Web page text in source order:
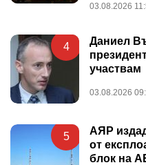
03.08.2026
4
Даниел
участвам
03.08.2026
5
АЯР
от
блок на